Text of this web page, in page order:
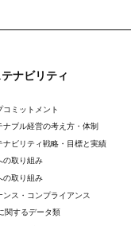
ナビリティ
コミットメント
ナブル経営の考え方・体制
ナビリティ戦略・目標と実績
の取り組み
の取り組み
ンス・コンプライアンス
関するデータ類